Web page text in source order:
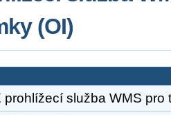
(OI)
prohlížecí služba WMS pro